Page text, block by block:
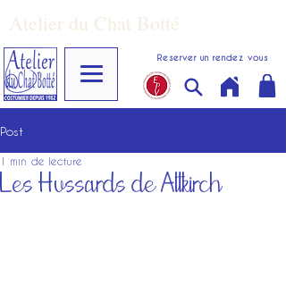
Reserver un rendez vous
Atelier du Chat Botté
Post
Les Hussards de Altkirch
1 min de lecture